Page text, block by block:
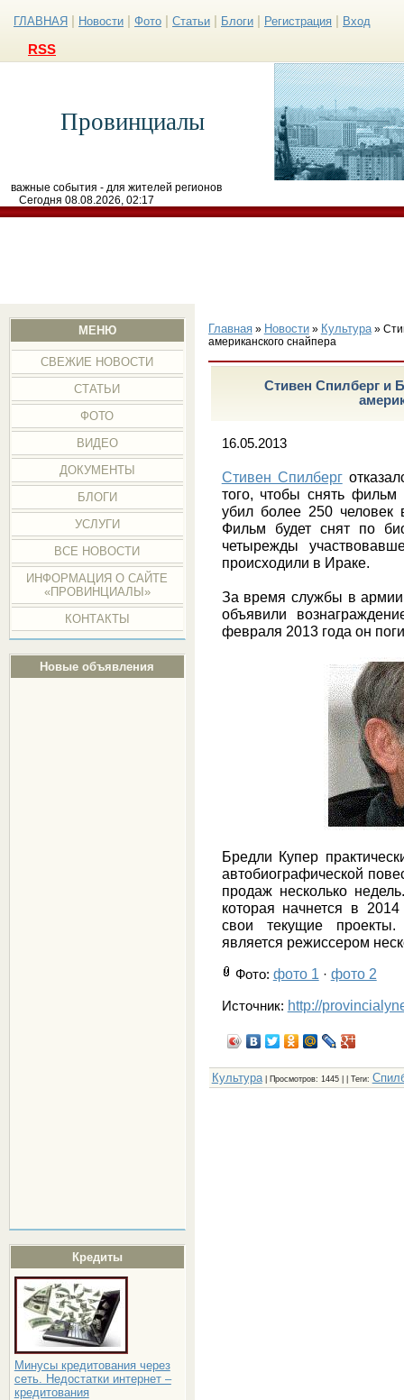
ГЛАВНАЯ Новости Фото Статьи Блоги Регистрация Вход
RSS
Провинциалы
важные события - для жителей регионов
Сегодня 08.08.2026, 02:17
МЕНЮ
СВЕЖИЕ НОВОСТИ
СТАТЬИ
ФОТО
ВИДЕО
ДОКУМЕНТЫ
БЛОГИ
УСЛУГИ
ВСЕ НОВОСТИ
ИНФОРМАЦИЯ О САЙТЕ
«ПРОВИНЦИАЛЫ»
КОНТАКТЫ
Новые объявления
Кредиты
Минусы кредитования через
сеть. Недостатки интернет –
кредитования
Главная» Новости» Культура»
американского снайпера
Стивен Спилберг и
16.05.2013
Стивен Спилберг
того, чтобы снять
убил более 250
Фильм будет снят по
четырежды
происходили в Ираке.
За время службы в
объявили
февраля 2013 года он
Бредли Купер
автобиографической
продаж несколько
которая начнется в
свои текущие
является режиссером
Фото: фото 1 · фото 2
Источник: http://
Культура| Просмотров: 1445 | | Теги: